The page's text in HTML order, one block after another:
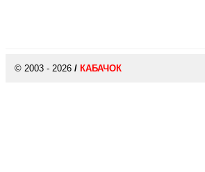
© 2003 - 2026 / КАБАЧОК